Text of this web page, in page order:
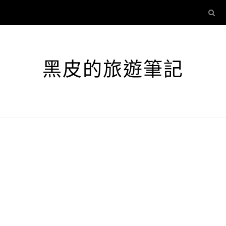
黑皮的旅遊筆記